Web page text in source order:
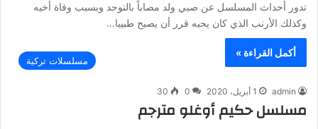
تدور أحداث المسلسل عن صبي ولد مصاباً بالتوحد وبسبب وفاة أخيه
وكذلك الأرنب الذي كان يحبه قرر أن يصبح طبيبا…
أكمل القراءة »
مسلسلات تركية
admin 1 أبريل، 2020 0
30
مسلسل حكيم أوغلو مترجم